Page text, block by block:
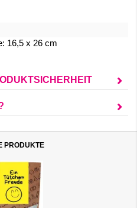
16,5 x 26 cm
PRODUKTE